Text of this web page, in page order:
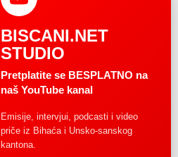
BISCANI.NET
STUDIO
Pretplatite se BESPLATNO na
naš YouTube kanal
Emisije, intervjui, podcasti i video
priče iz Bihaća i Unsko-sanskog
kantona.